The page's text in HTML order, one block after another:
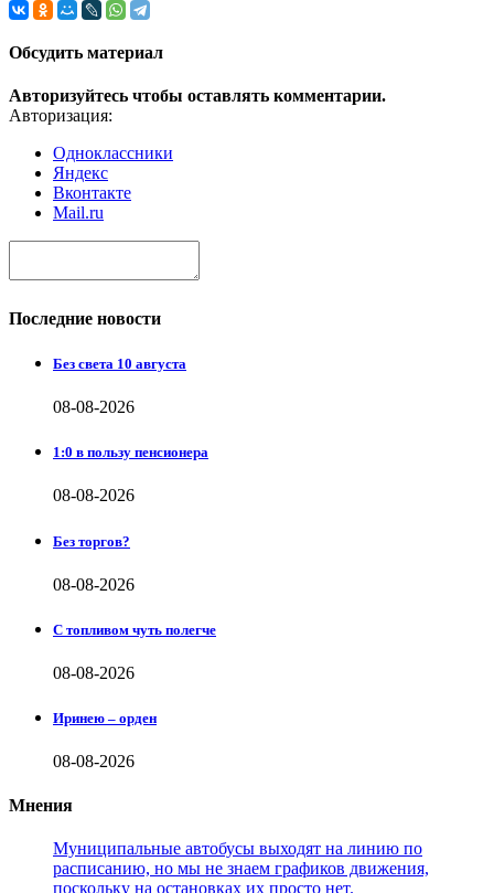
Обсудить материал
Авторизуйтесь чтобы оставлять комментарии.
Авторизация:
Одноклассники
Яндекс
Вконтакте
Mail.ru
Последние новости
Без света 10 августа
08-08-2026
1:0 в пользу пенсионера
08-08-2026
Без торгов?
08-08-2026
С топливом чуть полегче
08-08-2026
Иринею – орден
08-08-2026
Мнения
Муниципальные автобусы выходят на линию по
расписанию, но мы не знаем графиков движения,
поскольку на остановках их просто нет.